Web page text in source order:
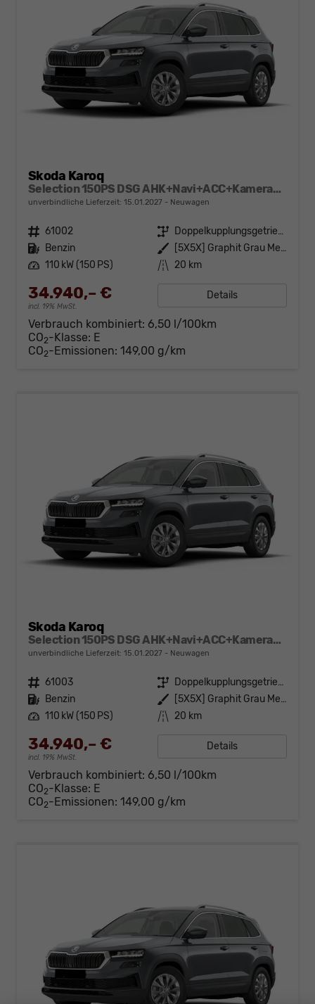
Skoda Karoq
Selection 150PS DSG AHK+Navi+ACC+Kamera+Kessy+Sitzheizung+GV5+Ambiente
unverbindliche Lieferzeit: 15.01.2027 Neuwagen
Fahrzeugnr. 61002 Getriebe
Doppelkupplungsgetriebe (DSG)
Kraftstoff Benzin Außenfarbe
[5X5X] Graphit Grau Metallic
Leistung 110 kW (150 PS) Kilometerstand 20 km
34.940,– €
incl. 19% MwSt.
Details
Verbrauch kombiniert: 6,50 l/100km
CO2-Klasse: E
CO2-Emissionen: 149,00 g/km
Skoda Karoq
Selection 150PS DSG AHK+Navi+ACC+Kamera+Kessy+Sitzheizung+GV5+Ambiente
unverbindliche Lieferzeit: 15.01.2027 Neuwagen
Fahrzeugnr. 61003 Getriebe
Doppelkupplungsgetriebe (DSG)
Kraftstoff Benzin Außenfarbe
[5X5X] Graphit Grau Metallic
Leistung 110 kW (150 PS) Kilometerstand 20 km
34.940,– €
incl. 19% MwSt.
Details
Verbrauch kombiniert: 6,50 l/100km
CO2-Klasse: E
CO2-Emissionen: 149,00 g/km